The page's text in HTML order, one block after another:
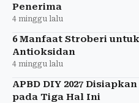
Penerima
4 minggu lalu
6 Manfaat Stroberi
Antioksidan
4 minggu lalu
APBD DIY 2027
pada Tiga Hal Ini